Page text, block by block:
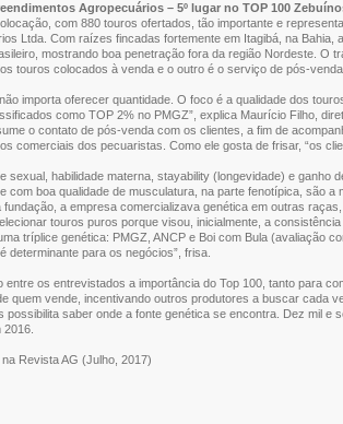
Agropecuários – 5º lugar no TOP 100
com 880 touros ofertados, tão importante e
Ltda. Com raízes fincadas fortemente em Itagibá, na
mostrando boa penetração fora da região Nordeste. O
touros colocados à venda e o outro é o serviço de pós-
importa oferecer quantidade. O foco é a qualidade dos
como TOP 2% no PMGZ”, explica Maurício Filho,
o contato de pós-venda com os clientes, a fim de
comerciais dos pecuaristas. Como ele gosta de frisar, “os
sexual, habilidade materna, stayability (longevidade) e ganho
com boa qualidade de musculatura, na parte fenotípica, são
fundação, a empresa comercializava genética em outras
touros puros porque visou, inicialmente, a
tríplice genética: PMGZ, ANCP e Boi com Bula (avaliação
determinante para os negócios”, frisa.
entre os entrevistados a importância do Top 100, tanto para
quem vende, incentivando outros produtores a buscar cada
possibilita saber onde a fonte genética se encontra. Dez mil e
Revista AG (Julho, 2017)